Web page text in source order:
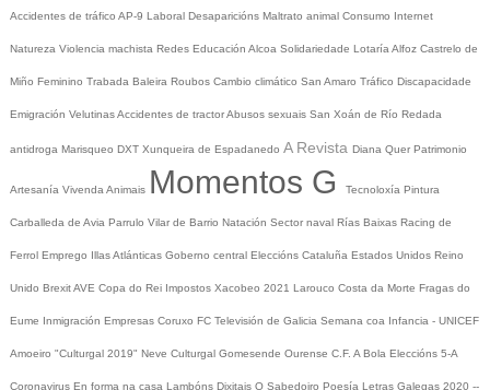
Accidentes de tráfico AP-9 Laboral Desaparicións Maltrato animal Consumo Internet
Natureza Violencia machista Redes Educación Alcoa Solidariedade Lotaría Alfoz Castrelo de
Miño Feminino Trabada Baleira Roubos Cambio climático San Amaro Tráfico Discapacidade
Emigración VelutinasAccidentes de tractorAbusos sexuais San Xoán de Río Redada
antidroga Marisqueo DXT Xunqueira de Espadanedo A Revista Diana Quer Patrimonio
Artesanía Vivenda Animais Momentos G Tecnoloxía Pintura
Carballeda de Avia Parrulo Vilar de Barrio Natación Sector naval Rías Baixas Racing de
Ferrol Emprego Illas Atlánticas Goberno central Eleccións Cataluña Estados Unidos Reino
Unido BrexitAVE Copa do Rei Impostos Xacobeo 2021 Larouco Costa da Morte Fragas do
Eume Inmigración Empresas Coruxo FC Televisión de Galicia Semana coa Infancia - UNICEF
Amoeiro "Culturgal 2019" Neve Culturgal Gomesende Ourense C.F. A Bola Eleccións 5-A
Coronavirus En forma na casa Lambóns Dixitais O Sabedoiro Poesía Letras Galegas 2020 --